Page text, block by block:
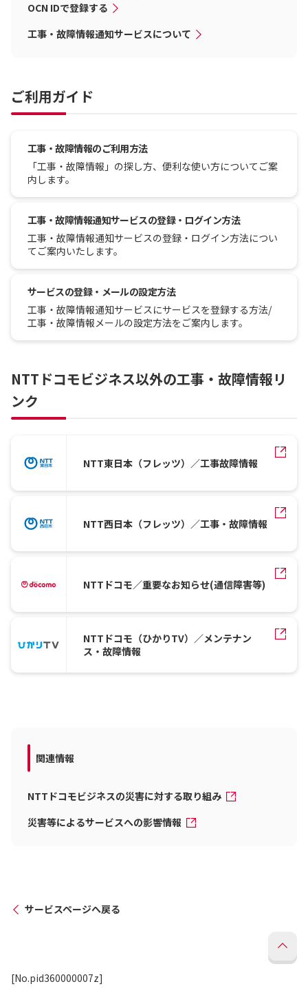
OCN IDで登録する
工事・故障情報通知サービスについて
ご利用ガイド
工事・故障情報のご利用方法
「工事・故障情報」の探し方、便利な使い方についてご案
内します。
工事・故障情報通知サービスの登録・ログイン方法
工事・故障情報通知サービスの登録・ログイン方法につい
てご案内いたします。
サービスの登録・メールの設定方法
工事・故障情報通知サービスにサービスを登録する方法/
工事・故障情報メールの設定方法をご案内します。
NTTドコモビジネス以外の工事・故障情報リ
ンク
NTT東日本（フレッツ）／工事故障情報
NTT西日本（フレッツ）／工事・故障情報
NTTドコモ／重要なお知らせ(通信障害等)
NTTドコモ（ひかりTV）／メンテナン
ス・故障情報
関連情報
NTTドコモビジネスの災害に対する取り組み
災害等によるサービスへの影響情報
サービスページへ戻る
[No.pid360000007z]